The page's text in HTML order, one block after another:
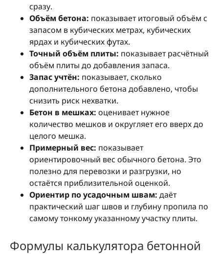
сразу.
Объём бетона: показывает итоговый объём с
запасом в кубических метрах, кубических
ярдах и кубических футах.
Точный объём плиты: показывает расчётный
объём плиты до добавления запаса.
Запас учтён: показывает, сколько
дополнительного бетона добавлено, чтобы
снизить риск нехватки.
Бетон в мешках: оценивает нужное
количество мешков и округляет его вверх до
целого мешка.
Примерный вес: показывает
ориентировочный вес обычного бетона. Это
полезно для перевозки и разгрузки, но
остаётся приблизительной оценкой.
Ориентир по усадочным швам: даёт
практический шаг швов и глубину пропила по
самому тонкому указанному участку плиты.
Формулы калькулятора бетонной